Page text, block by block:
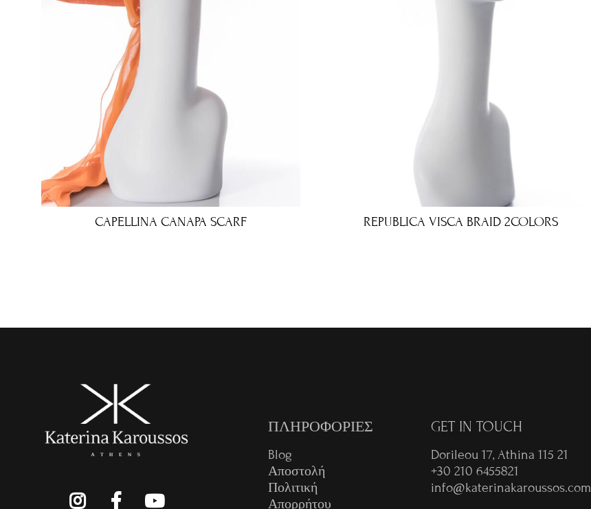
CAPELLINA CANAPA SCARF
REPUBLICA VISCA BRAID 2COLORS
ΠΛΗΡΟΦΟΡΙΕΣ
Blog
Αποστολή
Πολιτική
Απορρήτου
GET IN TOUCH
Dorileou 17, Athina 115 21
+30 210 6455821
info@katerinakaroussos.com